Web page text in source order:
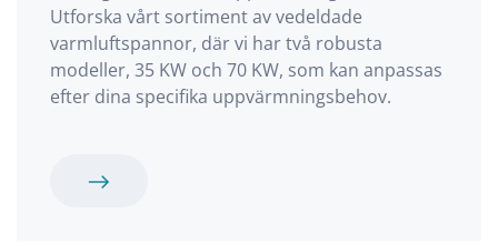
Utforska vårt sortiment av vedeldade
varmluftspannor, där vi har två robusta
modeller, 35 KW och 70 KW, som kan anpassas
efter dina specifika uppvärmningsbehov.